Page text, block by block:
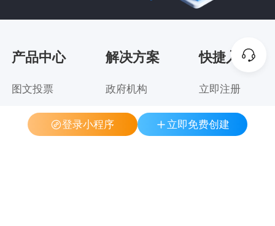
产品中心
图文投票
视频投票
音频投票
解决方案
政府机构
集团企业
教育行业
快捷入口
立即注册
模板案例
帮助中心
登录小程序 立即免费创建